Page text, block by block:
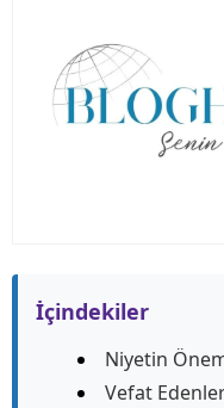
İçindekiler
Niyetin
Vefat